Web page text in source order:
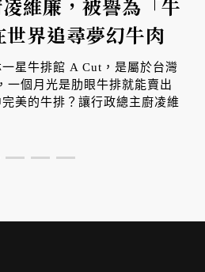
維廉，被譽為「牛
界追尋夢幻牛肉
星牛排館 A Cut，是屬於台灣
一個月光是肋眼牛排就能賣出
美的牛排？讓行政總主廚凌維